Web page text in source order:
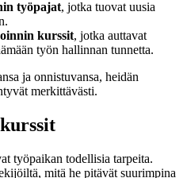
työpajat, jotka tuovat uusia
kurssit, jotka auttavat
työn hallinnan tunnetta.
ja onnistuvansa, heidän
merkittävästi.
työpaikan todellisia tarpeita.
mitä he pitävät suurimpina